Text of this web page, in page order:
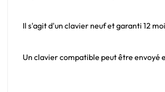
Il s'agit d'un clavier neuf et garanti 12
Un clavier compatible peut être envoyé